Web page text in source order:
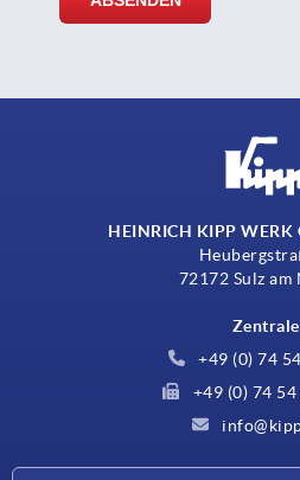
HEINRICH KIPP WERK
72172 Sulz am
Zentrale
+49 (0) 74
+49 (0) 74